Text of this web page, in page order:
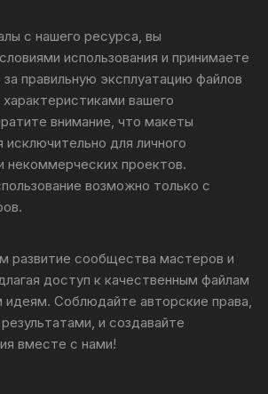
с нашего ресурса, вы
использования и принимаете
правильную эксплуатацию файлов
вашего
внимание, что макеты
для личного
некоммерческих проектов.
возможно только с
развитие сообщества мастеров и
доступ к качественным файлам
Соблюдайте авторские права,
и создавайте
вместе с нами!